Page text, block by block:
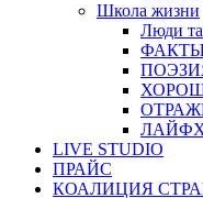
Школа жизни
Люди
LIVE STUDIO
ПРАЙС
КОАЛИЦИЯ